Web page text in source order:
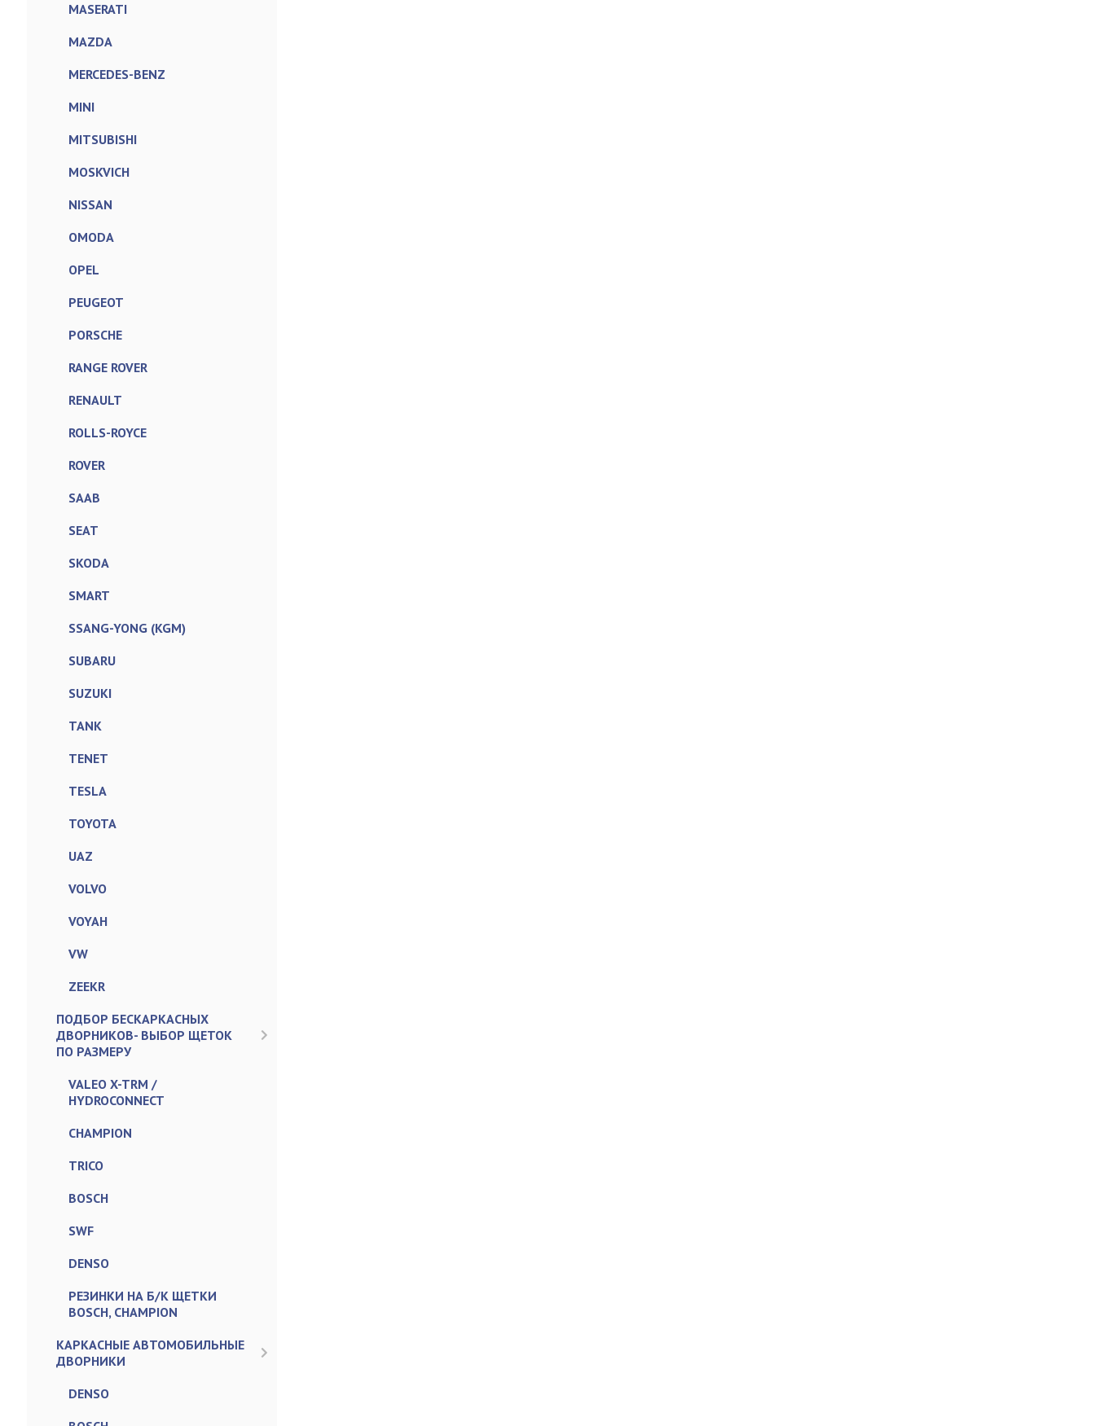
MASERATI
MAZDA
MERCEDES-BENZ
MINI
MITSUBISHI
MOSKVICH
NISSAN
OMODA
OPEL
PEUGEOT
PORSCHE
RANGE ROVER
RENAULT
ROLLS-ROYCE
ROVER
SAAB
SEAT
SKODA
SMART
SSANG-YONG (KGM)
SUBARU
SUZUKI
TANK
TENET
TESLA
TOYOTA
UAZ
VOLVO
VOYAH
VW
ZEEKR
ПОДБОР БЕСКАРКАСНЫХ
ДВОРНИКОВ- ВЫБОР ЩЕТОК
ПО РАЗМЕРУ
VALEO X-TRM /
HYDROCONNECT
CHAMPION
TRICO
BOSCH
SWF
DENSO
РЕЗИНКИ НА Б/К ЩЕТКИ
BOSCH, CHAMPION
КАРКАСНЫЕ АВТОМОБИЛЬНЫЕ
ДВОРНИКИ
DENSO